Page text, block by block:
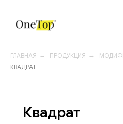
ГЛАВНАЯ → ПРОДУКЦИЯ →
КВАДРАТ
Квадрат